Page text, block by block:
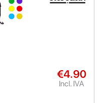
€4.90
Incl. IVA